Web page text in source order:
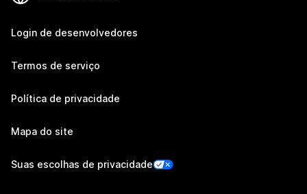
Login de desenvolvedores
Termos de serviço
Política de privacidade
Mapa do site
Suas escolhas de privacidade